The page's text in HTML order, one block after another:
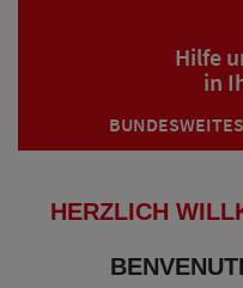
Hilfe
in
HERZLICH
BENVENUTI